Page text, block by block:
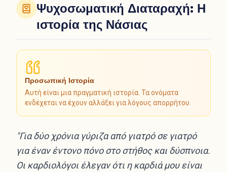
Ψυχοσωματική Διαταραχή: Η
ιστορία της Νάσιας
Προσωπική Ιστορία
Αυτή είναι μια πραγματική ιστορία. Τα ονόματα
ενδέχεται να έχουν αλλάξει για λόγους απορρήτου.
"Για δύο χρόνια γύριζα από γιατρό σε γιατρό
για έναν έντονο πόνο στο στήθος και δύσπνοια.
Οι καρδιολόγοι έλεγαν ότι η καρδιά μου είναι